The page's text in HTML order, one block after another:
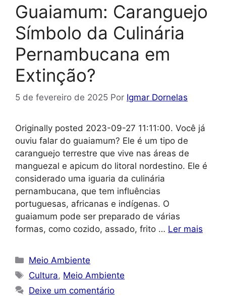
Guaiamum: Caranguejo
Símbolo da Culinária
Pernambucana em
Extinção?
5 de fevereiro de 2025 Por Igmar Dornelas
Originally posted 2023-09-27 11:11:00. Você já
ouviu falar do guaiamum? Ele é um tipo de
caranguejo terrestre que vive nas áreas de
manguezal e apicum do litoral nordestino. Ele é
considerado uma iguaria da culinária
pernambucana, que tem influências
portuguesas, africanas e indígenas. O
guaiamum pode ser preparado de várias
formas, como cozido, assado, frito … Ler mais
Categorias
Meio Ambiente
Tags
Cultura, Meio Ambiente
Deixe um comentário